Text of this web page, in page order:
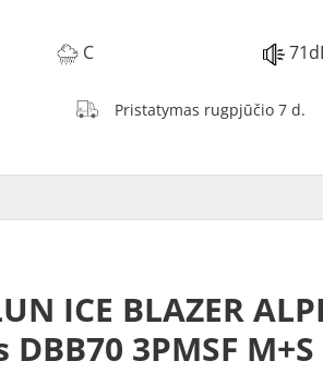
C
Pristatymas rugpjūčio 7 d.
ICE BLAZER
3PMSF M+S